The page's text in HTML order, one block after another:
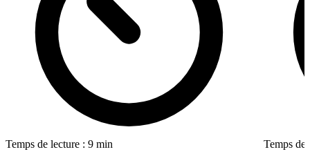
Temps de lecture : 9 min
Temps de